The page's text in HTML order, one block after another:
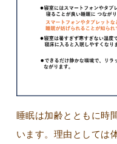
睡眠は加齢とともに時
います。理由としては